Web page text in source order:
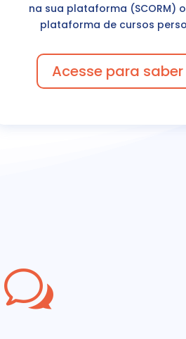
na sua plataforma (SCORM)
plataforma de cursos
Acesse para
w